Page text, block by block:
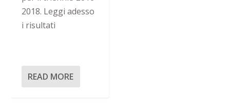
2018. Leggi adesso
i risultati
READ MORE